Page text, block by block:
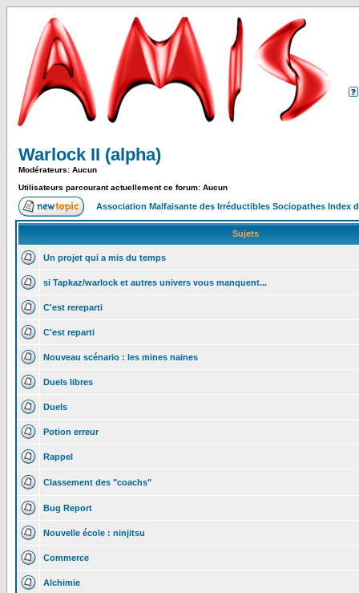
Warlock II (alpha)
Modérateurs: Aucun
Utilisateurs parcourant actuellement ce forum: Aucun
Association Malfaisante des Irréductibles Sociopathes Index
Sujets
Un projet qui a mis du temps
si Tapkaz/warlock et autres univers vous manquent...
C'est rereparti
C'est reparti
Nouveau scénario : les mines naines
Duels libres
Duels
Potion erreur
Rappel
Classement des "coachs"
Bug Report
Nouvelle école : ninjitsu
Commerce
Alchimie